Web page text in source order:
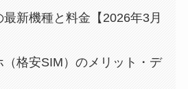
新機種と料金【2026年3月
（格安SIM）のメリット・デ